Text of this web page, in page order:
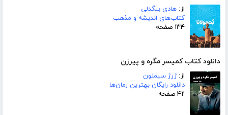
از: هادی بیگدلی
کتاب‌های اندیشه و مذهب
۱۳۴ صفحه
دانلود کتاب کمیسر مگره و پیرزن
از:ژرژ سیمنون
دانلود رایگان بهترین رمان‌ها
۴۲ صفحه